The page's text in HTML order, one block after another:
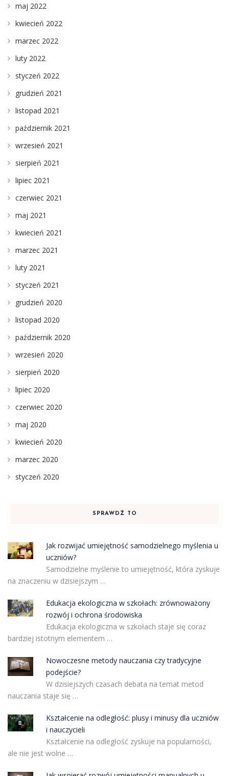
maj 2022
kwiecień 2022
marzec 2022
luty 2022
styczeń 2022
grudzień 2021
listopad 2021
październik 2021
wrzesień 2021
sierpień 2021
lipiec 2021
czerwiec 2021
maj 2021
kwiecień 2021
marzec 2021
luty 2021
styczeń 2021
grudzień 2020
listopad 2020
październik 2020
wrzesień 2020
sierpień 2020
lipiec 2020
czerwiec 2020
maj 2020
kwiecień 2020
marzec 2020
styczeń 2020
SPRAWDŹ TO
Jak rozwijać umiejętność samodzielnego myślenia u
uczniów?
Samodzielne myślenie to umiejętność, która zyskuje
na znaczeniu w dzisiejszym …
Edukacja ekologiczna w szkołach: zrównoważony
rozwój i ochrona środowiska
Edukacja ekologiczna w szkołach staje się coraz
bardziej istotnym elementem …
Nowoczesne metody nauczania czy tradycyjne
podejście?
W dzisiejszych czasach debata na temat metod
nauczania staje się …
Kształcenie na odległość: plusy i minusy dla uczniów
i nauczycieli
Kształcenie na odległość zyskuje na popularności,
ale nie jest wolne …